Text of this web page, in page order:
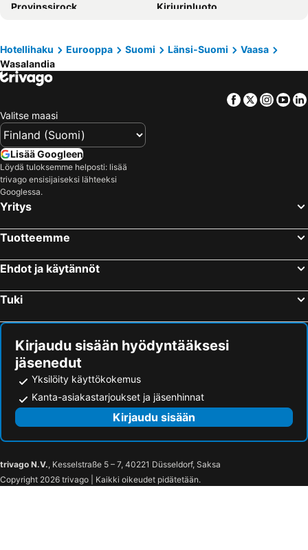
Provinssirock
Kirjurinluoto
Höga Kusten
Seinäjoen rautatieasema
Porin rautatieasema
Törnävä
Vaasan lentoasema
Seinäjoen vauhtiajot
Höga Kusten Airport
Hietalahden stadion
Kokkola-Pietarsaaren lentoasema
Porin lentoasema
Wasalandia
Örnsköldsvik Airport
Joupiska
Skellefteå Kraft Arena
Rådhustorget
Norrlandsoperan
Hotellihaku Eurooppa Suomi Länsi-Suomi
Vaasa
Wasalandia
Facebook
Twitter
Valitse maasi
Lisää Googleen
Löydä tuloksemme helposti: lisää
trivago ensisijaiseksi lähteeksi
Googlessa.
Yritys
Tuotteemme
Ehdot ja käytännöt
Tuki
Kirjaudu sisään hyödyntääksesi
jäsenedut
Yksilöity käyttökokemus
Kanta-asiakastarjoukset ja jäsenhinnat
Kirjaudu sisään
trivago N.V., Kesselstraße 5 – 7, 40221 Düsseldorf, Saksa
Copyright 2026 trivago | Kaikki oikeudet pidätetään.